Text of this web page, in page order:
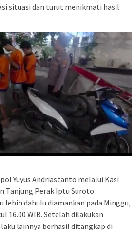
situasi dan turut menikmati hasil
Yuyus Andriastanto melalui Kasi
Tanjung Perak Iptu Suroto
lebih dahulu diamankan pada Minggu,
16.00 WIB. Setelah dilakukan
lainnya berhasil ditangkap di